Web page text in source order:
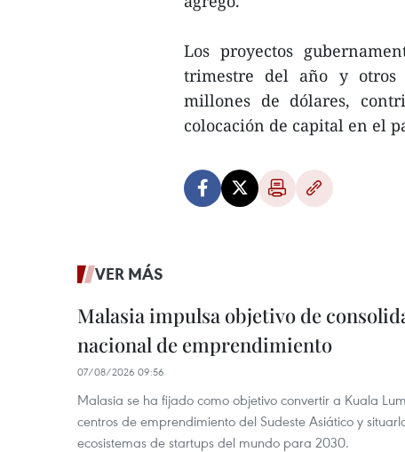
Los proyectos
trimestre del año y otros
millones de dólares,
colocación de capital en el
VER MÁS
Malasia impulsa objetivo de
nacional de emprendimiento
07/08/2026 09:56
Malasia se ha fijado como objetivo convertir a Kuala
centros de emprendimiento del Sudeste Asiático y
ecosistemas de startups del mundo para 2030.